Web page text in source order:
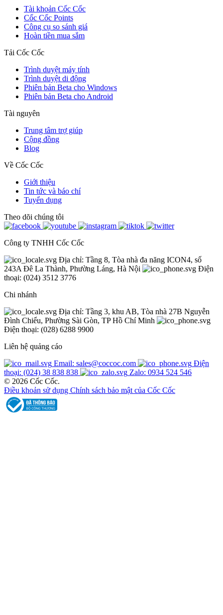
Tài khoản Cốc Cốc
Cốc Cốc Points
Công cụ so sánh giá
Hoàn tiền mua sắm
Tải Cốc Cốc
Trình duyệt máy tính
Trình duyệt di động
Phiên bản Beta cho Windows
Phiên bản Beta cho Android
Tài nguyên
Trung tâm trợ giúp
Cộng đồng
Blog
Về Cốc Cốc
Giới thiệu
Tin tức và báo chí
Tuyển dụng
Theo dõi chúng tôi
Công ty TNHH Cốc Cốc
Địa chỉ: Tầng 8, Tòa nhà đa năng ICON4, số
243A Đê La Thành, Phường Láng, Hà Nội
Điện
thoại: (024) 3512 3776
Chi nhánh
Địa chỉ: Tầng 3, khu AB, Tòa nhà 27B Nguyễn
Đình Chiểu, Phường Sài Gòn, TP Hồ Chí Minh
Điện thoại: (028) 6288 9900
Liên hệ quảng cáo
Email: sales@coccoc.com
Điện
thoại: (024) 38 838 838
Zalo: 0934 524 546
© 2026 Cốc Cốc.
Điều khoản sử dụng Chính sách bảo mật của Cốc Cốc